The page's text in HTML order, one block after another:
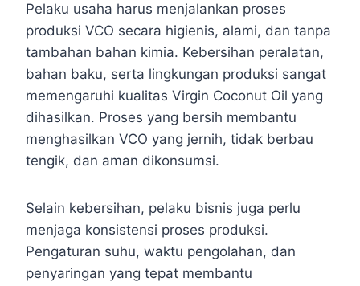
Pelaku usaha harus menjalankan proses
produksi VCO secara higienis, alami, dan tanpa
tambahan bahan kimia. Kebersihan peralatan,
bahan baku, serta lingkungan produksi sangat
memengaruhi kualitas Virgin Coconut Oil yang
dihasilkan. Proses yang bersih membantu
menghasilkan VCO yang jernih, tidak berbau
tengik, dan aman dikonsumsi.
Selain kebersihan, pelaku bisnis juga perlu
menjaga konsistensi proses produksi.
Pengaturan suhu, waktu pengolahan, dan
penyaringan yang tepat membantu